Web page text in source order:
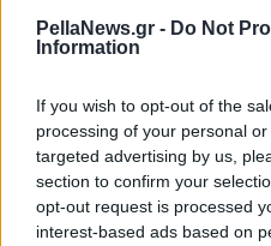
PellaNews.gr - Do Not
Information
If you wish to opt-out of the
processing of your personal
targeted advertising by us,
section to confirm your
opt-out request is processed
interest-based ads based on
συγκεκριμένη κατηγορία
στις 5 Νοεμβρίου 2023.
protothema